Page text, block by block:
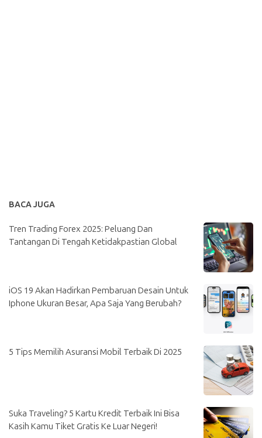
BACA JUGA
Tren Trading Forex 2025: Peluang Dan
Tantangan Di Tengah Ketidakpastian Global
iOS 19 Akan Hadirkan Pembaruan Desain Untuk
Iphone Ukuran Besar, Apa Saja Yang Berubah?
5 Tips Memilih Asuransi Mobil Terbaik Di 2025
Suka Traveling? 5 Kartu Kredit Terbaik Ini Bisa
Kasih Kamu Tiket Gratis Ke Luar Negeri!